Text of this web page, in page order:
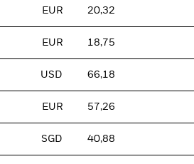
EUR 20,32
EUR 18,75
USD 66,18
EUR 57,26
SGD 40,88